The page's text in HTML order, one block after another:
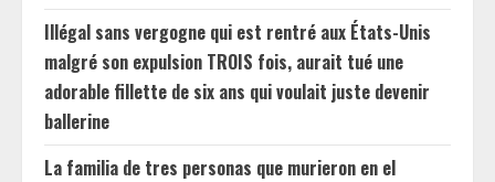
Illégal sans vergogne qui est rentré aux États-Unis
malgré son expulsion TROIS fois, aurait tué une
adorable fillette de six ans qui voulait juste devenir
ballerine
La familia de tres personas que murieron en el